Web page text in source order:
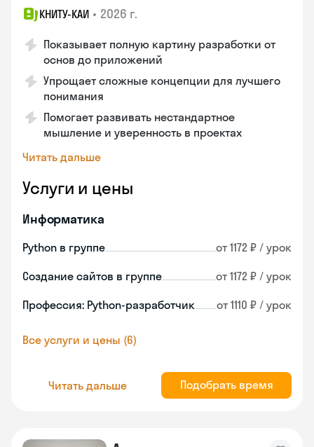
КНИТУ-КАИ • 2026 г.
Показывает полную картину разработки от
основ до приложений
Упрощает сложные концепции для лучшего
понимания
Помогает развивать нестандартное
мышление и уверенность в проектах
Читать дальше
Услуги и цены
Информатика
Python в группе от 1172 ₽ / урок
Создание сайтов в группе от 1172 ₽ / урок
Профессия: Python-разработчик от 1110 ₽ / урок
Все услуги и цены (6)
Читать дальше Подобрать время